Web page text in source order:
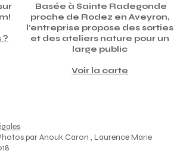
?
Basée à Sainte Radegonde
proche de Rodez en Aveyron,
l'entreprise propose des sorties
et des ateliers nature pour un
large public
Voir la carte
par Anouk Caron , Laurence Marie